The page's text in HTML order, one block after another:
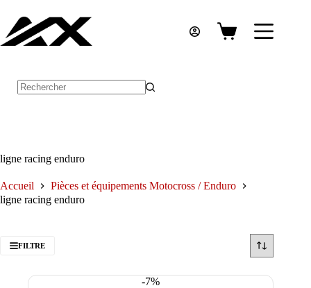
contenu
Panier
ligne racing enduro
Accueil
Pièces et équipements Motocross / Enduro
ligne racing enduro
FILTRE
-7%